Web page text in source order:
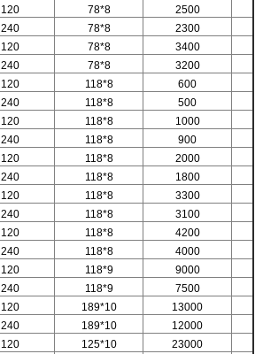
120 78*8
2500
240 78*8
2300
120 78*8
3400
240 78*8
3200
120 118*8
600
240 118*8
500
120 118*8
1000
240 118*8
900
120 118*8
2000
240 118*8
1800
120 118*8
3300
240 118*8
3100
120 118*8
4200
240 118*8
4000
120 118*9
9000
240 118*9
7500
120 189*10
13000
240 189*10
12000
120 125*10
23000